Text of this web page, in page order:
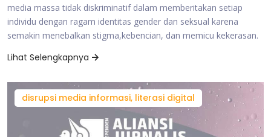
media massa tidak diskriminatif dalam memberitakan setiap
individu dengan ragam identitas gender dan seksual karena
semakin menebalkan stigma,kebencian, dan memicu kekerasan.
Lihat Selengkapnya
disrupsi media informasi, literasi digital